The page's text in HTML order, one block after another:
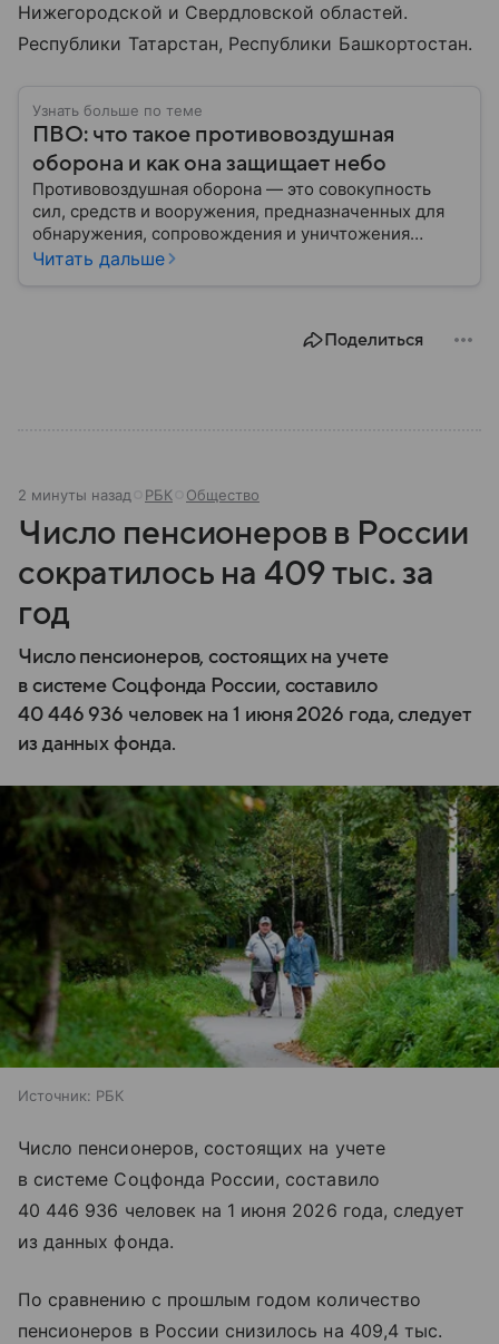
Нижегородской и Свердловской областей.
Республики Татарстан, Республики Башкортостан.
Узнать больше по теме
ПВО: что такое противовоздушная
оборона и как она защищает небо
Противовоздушная оборона — это совокупность
сил, средств и вооружения, предназначенных для
обнаружения, сопровождения и уничтожения
средств воздушного нападения. Современные
Читать дальше
Поделиться
2 минуты назад РБК Общество
Число пенсионеров в России
сократилось на 409 тыс. за
год
Число пенсионеров, состоящих на учете
в системе Соцфонда России, составило
40 446 936 человек на 1 июня 2026 года, следует
из данных фонда.
Источник: РБК
Число пенсионеров, состоящих на учете
в системе Соцфонда России, составило
40 446 936 человек на 1 июня 2026 года, следует
из данных фонда.
По сравнению с прошлым годом количество
пенсионеров в России снизилось на 409,4 тыс.